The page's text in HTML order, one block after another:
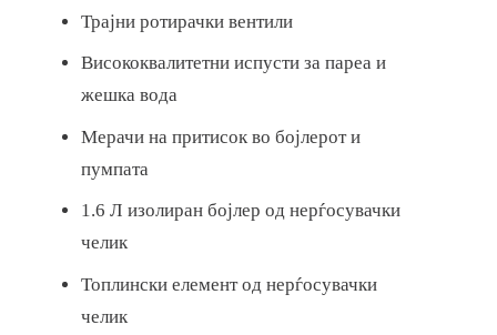
Трајни ротирачки вентили
Висококвалитетни испусти за пареа и
жешка вода
Мерачи на притисок во бојлерот и
пумпата
1.6 Л изолиран бојлер од нерѓосувачки
челик
Топлински елемент од нерѓосувачки
челик